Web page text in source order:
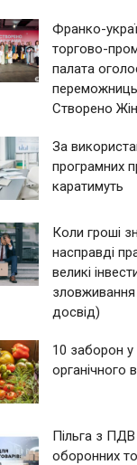
Франко-
торгово-
палата
переможниць
Створено
За
програмних
каратимуть
Коли гроші
насправді
великі
досвід)
10 заборон у
органічного
Пільга з
оборонних